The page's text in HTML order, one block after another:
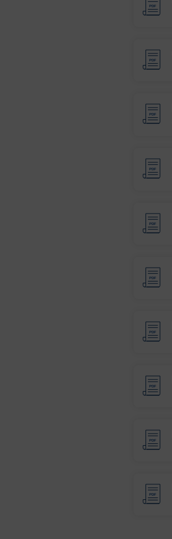
PDF
PDF
PDF
PDF
PDF
PDF
PDF
PDF
PDF
PDF